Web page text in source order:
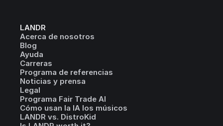
LANDR
Acerca de nosotros
Blog
Ayuda
Carreras
Programa de referencias
Noticias y prensa
Legal
Programa Fair Trade AI
Cómo usan la IA los músicos
LANDR vs. DistroKid